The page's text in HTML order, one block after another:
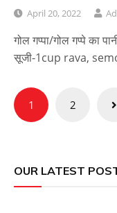
April 20, 2022
गोल गप्पा/गोल गप्पे का
सूजी-1cup rava,
Posts
pagination
1 2
OUR LATEST